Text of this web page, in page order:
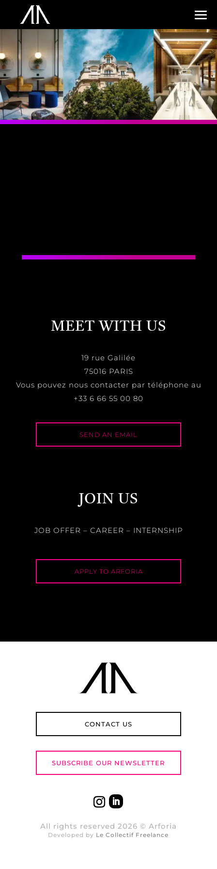
MEET WITH US
19 rue Galilée
75016 PARIS
Vous pouvez nous contacter par téléphone au
+33 6 66 55 00 80
SEND AN EMAIL
JOIN US
JOB OFFER – CAREER – INTERNSHIP
APPLY TO ARFORIA
CONTACT US
SUBSCRIBE OUR NEWSLETTER
All rights reserved 2026 © Arforia
Developed by Le Collectif Freelance